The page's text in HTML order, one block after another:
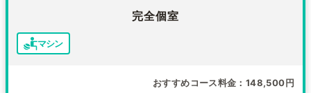
完全個室
マシン
おすすめコース料金 148,500円